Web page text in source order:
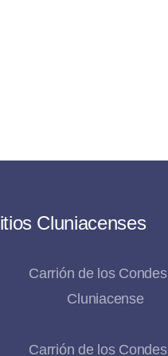
Cluniacenses